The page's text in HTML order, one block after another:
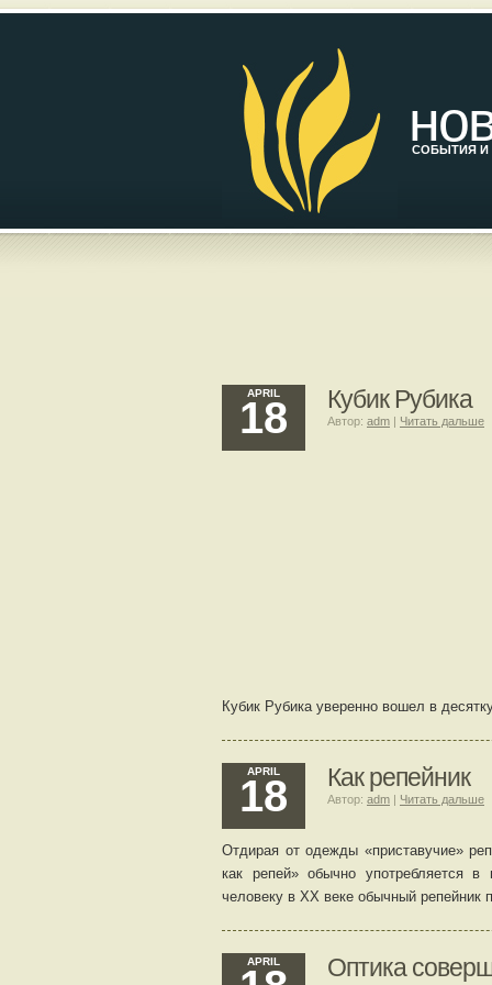
СОБЫТИЯ И
APRIL
18 Кубик Рубика
Автор: adm | Читать дальше
Кубик Рубика уверенно вошел в
APRIL
18 Как репейник
Автор: adm | Читать дальше
Отдирая от одежды «приставучие»
как репей» обычно употребляется
человеку в ХХ веке обычный репейник
APRIL Оптика